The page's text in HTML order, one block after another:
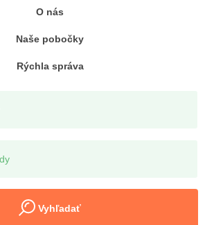
O nás
Naše pobočky
Rýchla správa
Vyhľadať